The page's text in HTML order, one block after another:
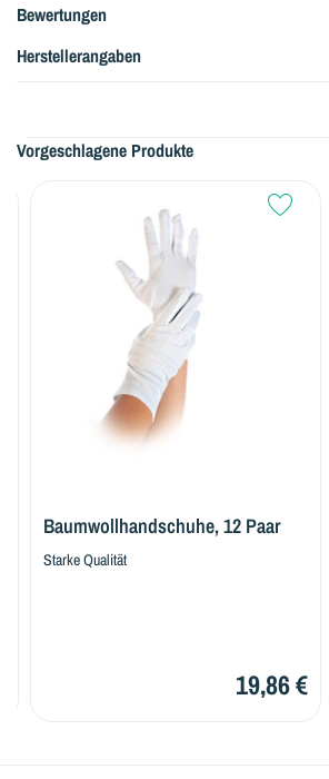
Bewertungen
Herstellerangaben
Vorgeschlagene Produkte
Baumwollhandschuhe, 12 Paar
Starke Qualität
19,86 €